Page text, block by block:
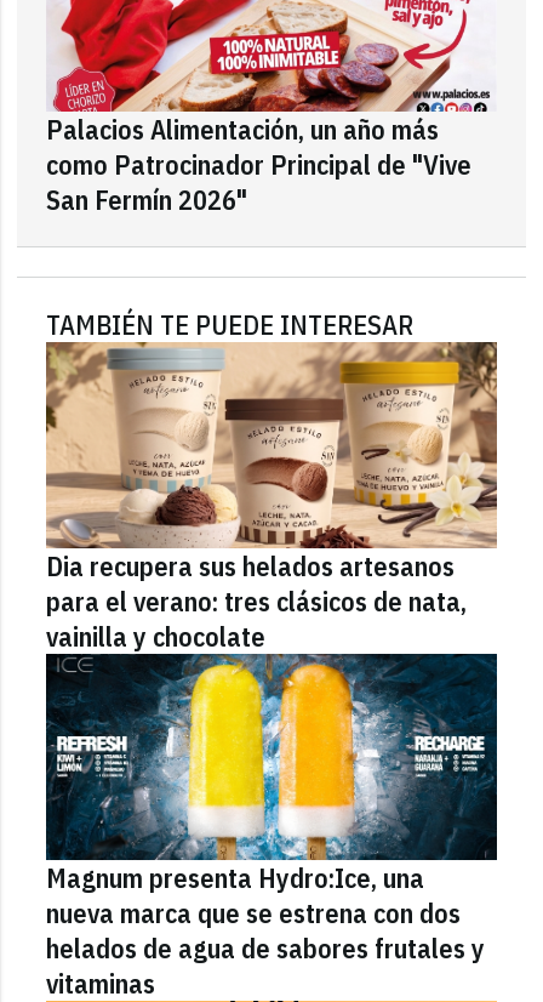
Palacios Alimentación, un año más
como Patrocinador Principal de "Vive
San Fermín 2026"
TAMBIÉN TE PUEDE INTERESAR
Dia recupera sus helados artesanos
para el verano: tres clásicos de nata,
vainilla y chocolate
Magnum presenta Hydro:Ice, una
nueva marca que se estrena con dos
helados de agua de sabores frutales y
vitaminas